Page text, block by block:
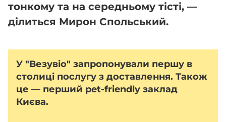
тонкому та на середньому тісті, —
ділиться Мирон Спольський.
У "Везувіо" запропонували першу в
столиці послугу з доставлення. Також
це — перший pet-friendly заклад
Києва.